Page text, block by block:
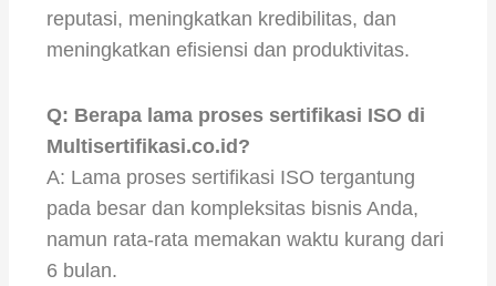
reputasi, meningkatkan kredibilitas, dan
meningkatkan efisiensi dan produktivitas.
Q: Berapa lama proses sertifikasi ISO di
Multisertifikasi.co.id?
A: Lama proses sertifikasi ISO tergantung
pada besar dan kompleksitas bisnis Anda,
namun rata-rata memakan waktu kurang dari
6 bulan.